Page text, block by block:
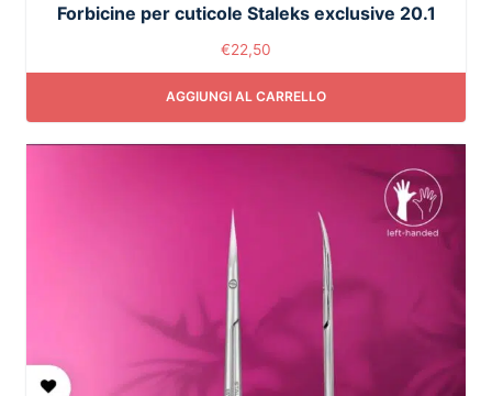
Forbicine per cuticole Staleks exclusive 20.1
€22,50
AGGIUNGI AL CARRELLO